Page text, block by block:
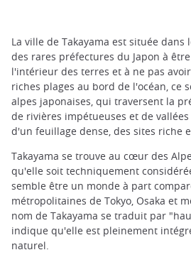
La ville de Takayama est située dans
des rares préfectures du Japon à
l'intérieur des terres et à ne pas
riches plages au bord de l'océan, ce
alpes japonaises, qui traversent la
de rivières impétueuses et de
d'un feuillage dense, des sites riche
Takayama se trouve au cœur des
qu'elle soit techniquement
semble être un monde à part
métropolitaines de Tokyo, Osaka et
nom de Takayama se traduit par
indique qu'elle est pleinement
naturel.